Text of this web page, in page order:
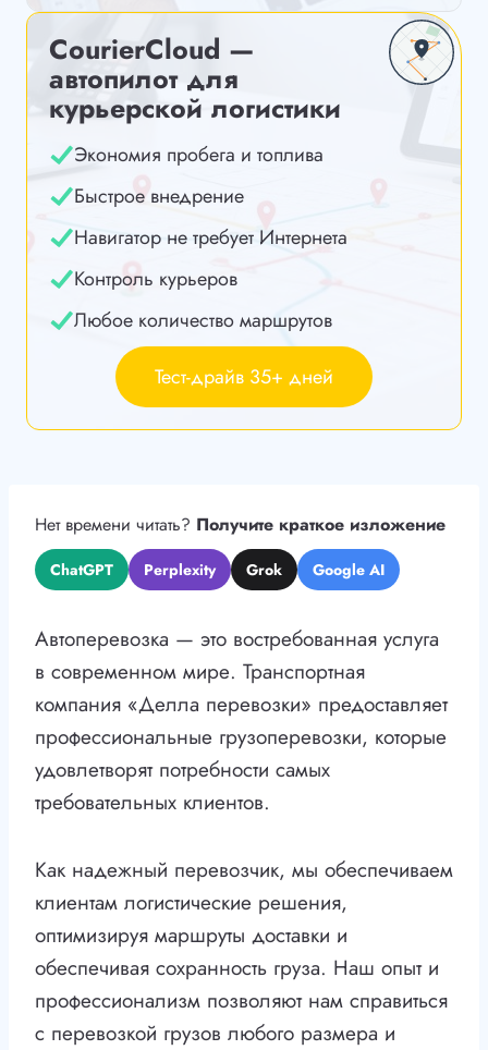
CourierCloud —
автопилот для
курьерской логистики
Экономия пробега и топлива
Быстрое внедрение
Навигатор не требует Интернета
Контроль курьеров
Любое количество маршрутов
Тест-драйв 35+ дней
Нет времени читать? Получите краткое изложение
ChatGPT Perplexity Grok Google AI
Автоперевозка — это востребованная услуга
в современном мире. Транспортная
компания «Делла перевозки» предоставляет
профессиональные грузоперевозки, которые
удовлетворят потребности самых
требовательных клиентов.
Как надежный перевозчик, мы обеспечиваем
клиентам логистические решения,
оптимизируя маршруты доставки и
обеспечивая сохранность груза. Наш опыт и
профессионализм позволяют нам справиться
с перевозкой грузов любого размера и